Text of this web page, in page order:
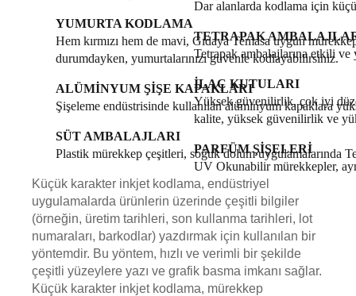
YUMURTA KODLAMA
Hem kırmızı hem de mavi, Gıdaya Temasa uygun
durumdayken, yumurtalarınızı güvenle kodlayabilirsiniz.
ALÜMİNYUM ŞİŞE KAPAKLARI
Şişeleme endüstrisinde kullanılan alüminyum kapaklara
SÜT AMBALAJLARI
Plastik mürekkep çeşitleri, soğuk dolum uygulamalarında
Dar alanlarda kodlama için
TETRAPAK
Tetrapak ambalajlarına etkili ve
İLAÇ KUTULARI
Yüksek güvenilirlik, çok iyi
kalite, yüksek güvenilirlik ve
PARFÜM ŞİŞELERİ
UV Okunabilir mürekkepler,
Küçük karakter inkjet kodlama, endüstriyel
uygulamalarda ürünlerin üzerinde çeşitli bilgiler
(örneğin, üretim tarihleri, son kullanma tarihleri, lot
numaraları, barkodlar) yazdırmak için kullanılan bir
yöntemdir. Bu yöntem, hızlı ve verimli bir şekilde
çeşitli yüzeylere yazı ve grafik basma imkanı sağlar.
Küçük karakter inkjet kodlama, mürekkep